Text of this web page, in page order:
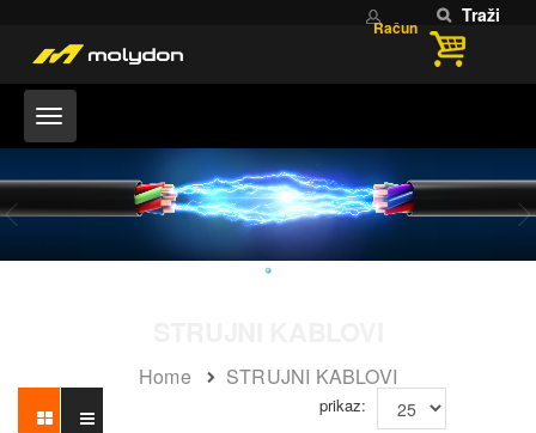
Račun
Traži
Home STRUJNI KABLOVI
prikaz: